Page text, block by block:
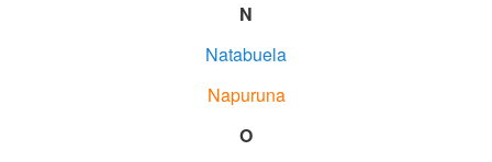
N
Natabuela
Napuruna
O